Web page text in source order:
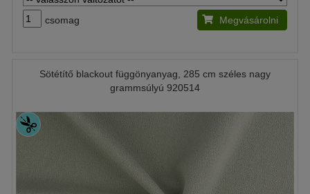
csomag Megvásárolni
Sötétítő blackout függönyanyag, 285 cm széles nagy
grammsúlyú 920514